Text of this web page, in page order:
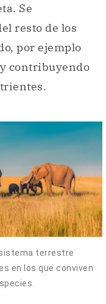
Se
resto de los
por ejemplo
contribuyendo
terrestre
en los que conviven